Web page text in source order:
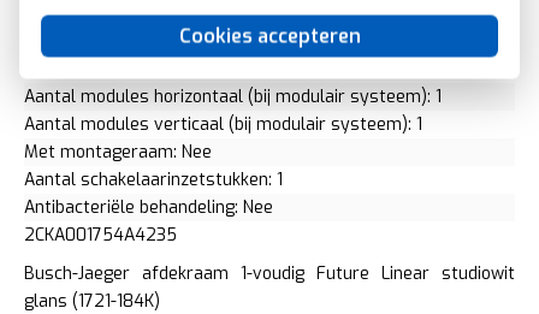
Cookies accepteren
Aantal eenheden horizontaal: 1
Aantal eenheden verticaal: 1
Aantal modules horizontaal (bij modulair systeem): 1
Aantal modules verticaal (bij modulair systeem): 1
Met montageraam: Nee
Aantal schakelaarinzetstukken: 1
Antibacteriële behandeling: Nee
2CKA001754A4235
Busch-Jaeger afdekraam 1-voudig Future Linear studiowit
glans (1721-184K)